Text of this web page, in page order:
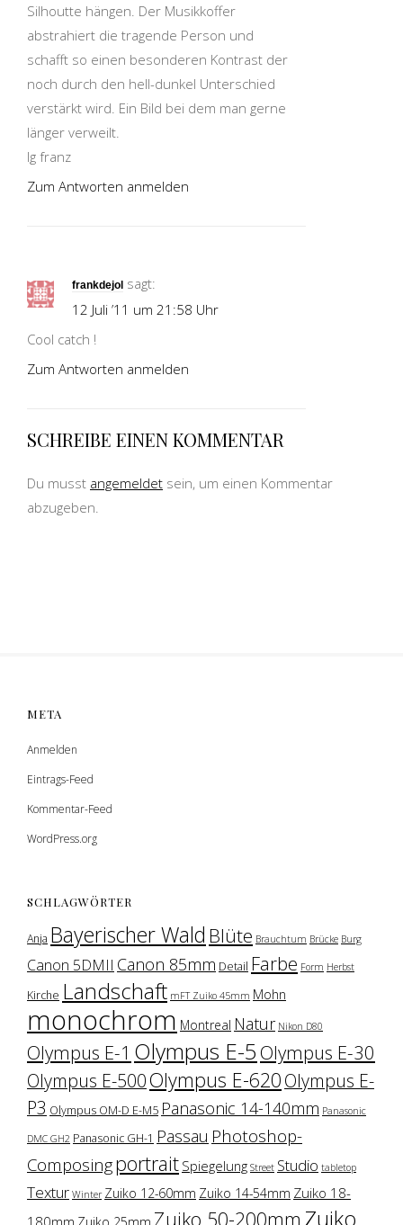
Silhoutte hängen. Der Musikkoffer
abstrahiert die tragende Person und
schafft so einen besonderen Kontrast der
noch durch den hell-dunkel Unterschied
verstärkt wird. Ein Bild bei dem man gerne
länger verweilt.
lg franz
Zum Antworten anmelden
frankdejol sagt:
12 Juli ’11 um 21:58 Uhr
Cool catch !
Zum Antworten anmelden
SCHREIBE EINEN KOMMENTAR
Du musst angemeldet sein, um einen Kommentar
abzugeben.
META
Anmelden
Eintrags-Feed
Kommentar-Feed
WordPress.org
SCHLAGWÖRTER
Anja Bayerischer Wald Blüte Brauchtum Brücke Burg
Canon 5DMII Canon 85mm Detail Farbe Form Herbst
Kirche Landschaft mFT Zuiko 45mm Mohn
monochrom Montreal Natur Nikon D80
Olympus E-1 Olympus E-5 Olympus E-30
Olympus E-500Olympus E-620Olympus E-
P3 Olympus OM-D E-M5 Panasonic 14-140mm Panasonic
DMC GH2 Panasonic GH-1 Passau Photoshop-
Composingportrait Spiegelung Street Studio tabletop
Textur Winter Zuiko 12-60mm Zuiko 14-54mm Zuiko 18-
180mm
Zuiko 50-200mm Zuiko